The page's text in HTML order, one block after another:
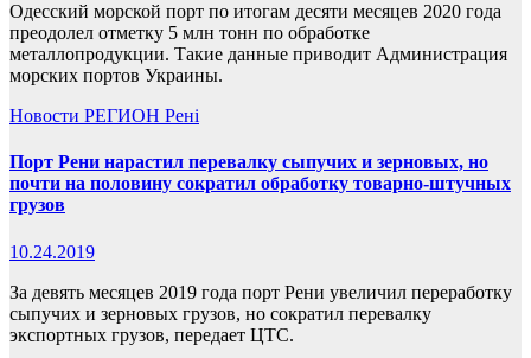
Одесский морской порт по итогам десяти месяцев 2020 года
преодолел отметку 5 млн тонн по обработке
металлопродукции. Такие данные приводит Администрация
морских портов Украины.
Новости РЕГИОН Рені
Порт Рени нарастил перевалку сыпучих и зерновых, но
почти на половину сократил обработку товарно-штучных
грузов
10.24.2019
За девять месяцев 2019 года порт Рени увеличил переработку
сыпучих и зерновых грузов, но сократил перевалку
экспортных грузов, передает ЦТС.